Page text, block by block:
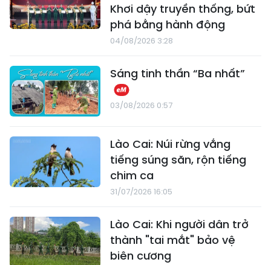
Khơi dậy truyền thống, bứt
phá bằng hành động
04/08/2026 3:28
Sáng tinh thần “Ba nhất”
03/08/2026 0:57
Lào Cai: Núi rừng vắng
tiếng súng săn, rộn tiếng
chim ca
31/07/2026 16:05
Lào Cai: Khi người dân trở
thành "tai mắt" bảo vệ
biên cương